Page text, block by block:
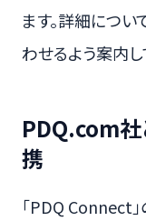
ます。詳細につい
わせるよう案内し
PDQ.com社
携
「PDQ Connect